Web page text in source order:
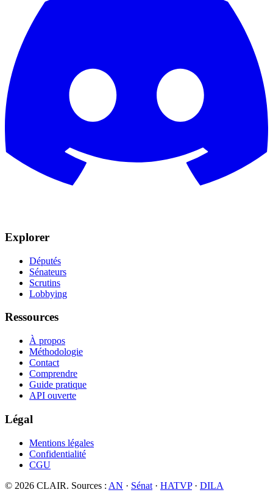
Explorer
Députés
Sénateurs
Scrutins
Lobbying
Ressources
À propos
Méthodologie
Contact
Comprendre
Guide pratique
API ouverte
Légal
Mentions légales
Confidentialité
CGU
© 2026 CLAIR. Sources : AN · Sénat · HATVP· DILA